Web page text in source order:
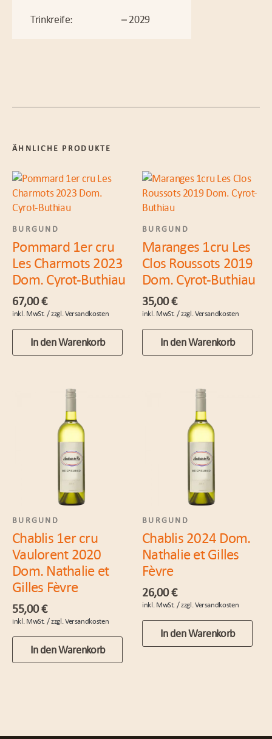
Trinkreife:
– 2029
ÄHNLICHE PRODUKTE
BURGUND
Pommard 1er cru
Les Charmots 2023
Dom. Cyrot-Buthiau
67,00€
In den Warenkorb
BURGUND
Maranges 1cru Les
Clos Roussots 2019
Dom. Cyrot-Buthiau
35,00€
In den Warenkorb
BURGUND
Chablis 1er cru
Vaulorent 2020
Dom. Nathalie et
Gilles Fèvre
55,00€
In den Warenkorb
BURGUND
Chablis 2024 Dom.
Nathalie et Gilles
Fèvre
26,00€
In den Warenkorb